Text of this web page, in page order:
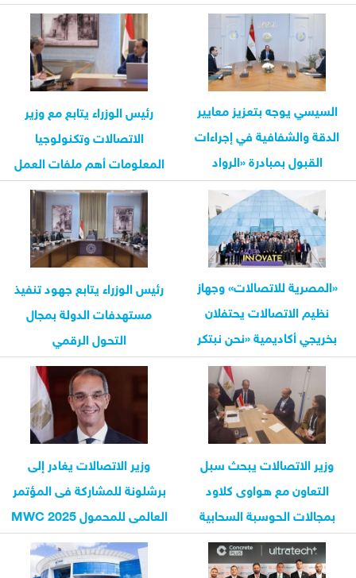
الاصطناعي
السيسي يوجه بتعزيز معايير
الدقة والشفافية في إجراءات
القبول بمبادرة «الرواد
الرقميون»
رئيس الوزراء يتابع مع وزير
الاتصالات وتكنولوجيا
المعلومات أهم ملفات العمل
«المصرية للاتصالات» وجهاز
نظيم الاتصالات يحتفلان
بخريجي أكاديمية «نحن نبتكر
WE INNOVATE»
رئيس الوزراء يتابع جهود تنفيذ
مستهدفات الدولة بمجال
التحول الرقمي
وزير الاتصالات يبحث سبل
التعاون مع هواوى كلاود
بمجالات الحوسبة السحابية
وزير الاتصالات يغادر إلى
برشلونة للمشاركة فى المؤتمر
العالمى للمحمول MWC 2025